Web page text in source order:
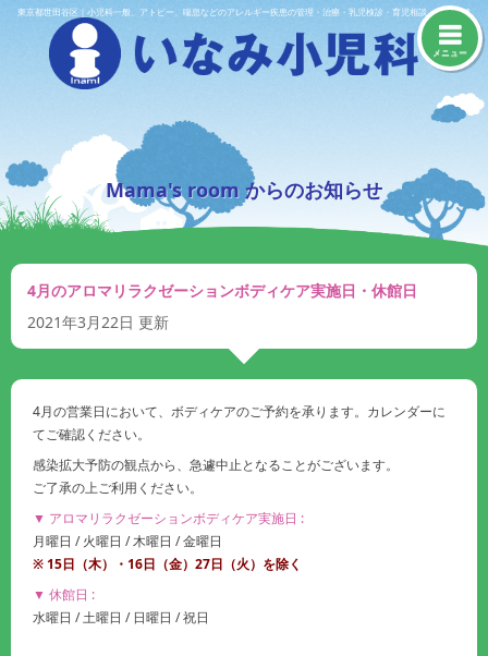
Skip東京都世田谷区｜小児科一般、アトピー、喘息などのアレルギー疾患の管理・治療・乳児検診・育児相談・予防接種
メニュー
Mama's room からのお知らせ
4月のアロマリラクゼーションボディケア実施日・休館日
2021年3月22日 更新
4月の営業日において、ボディケアのご予約を承ります。カレンダーに
てご確認ください。
感染拡大予防の観点から、急遽中止となることがございます。
ご了承の上ご利用ください。
▼ アロマリラクゼーションボディケア実施日 :
月曜日 / 火曜日 / 木曜日 / 金曜日
※ 15日（木）・ 16日（金）27日（火） を除く
▼ 休館日 :
水曜日 / 土曜日 / 日曜日 / 祝日